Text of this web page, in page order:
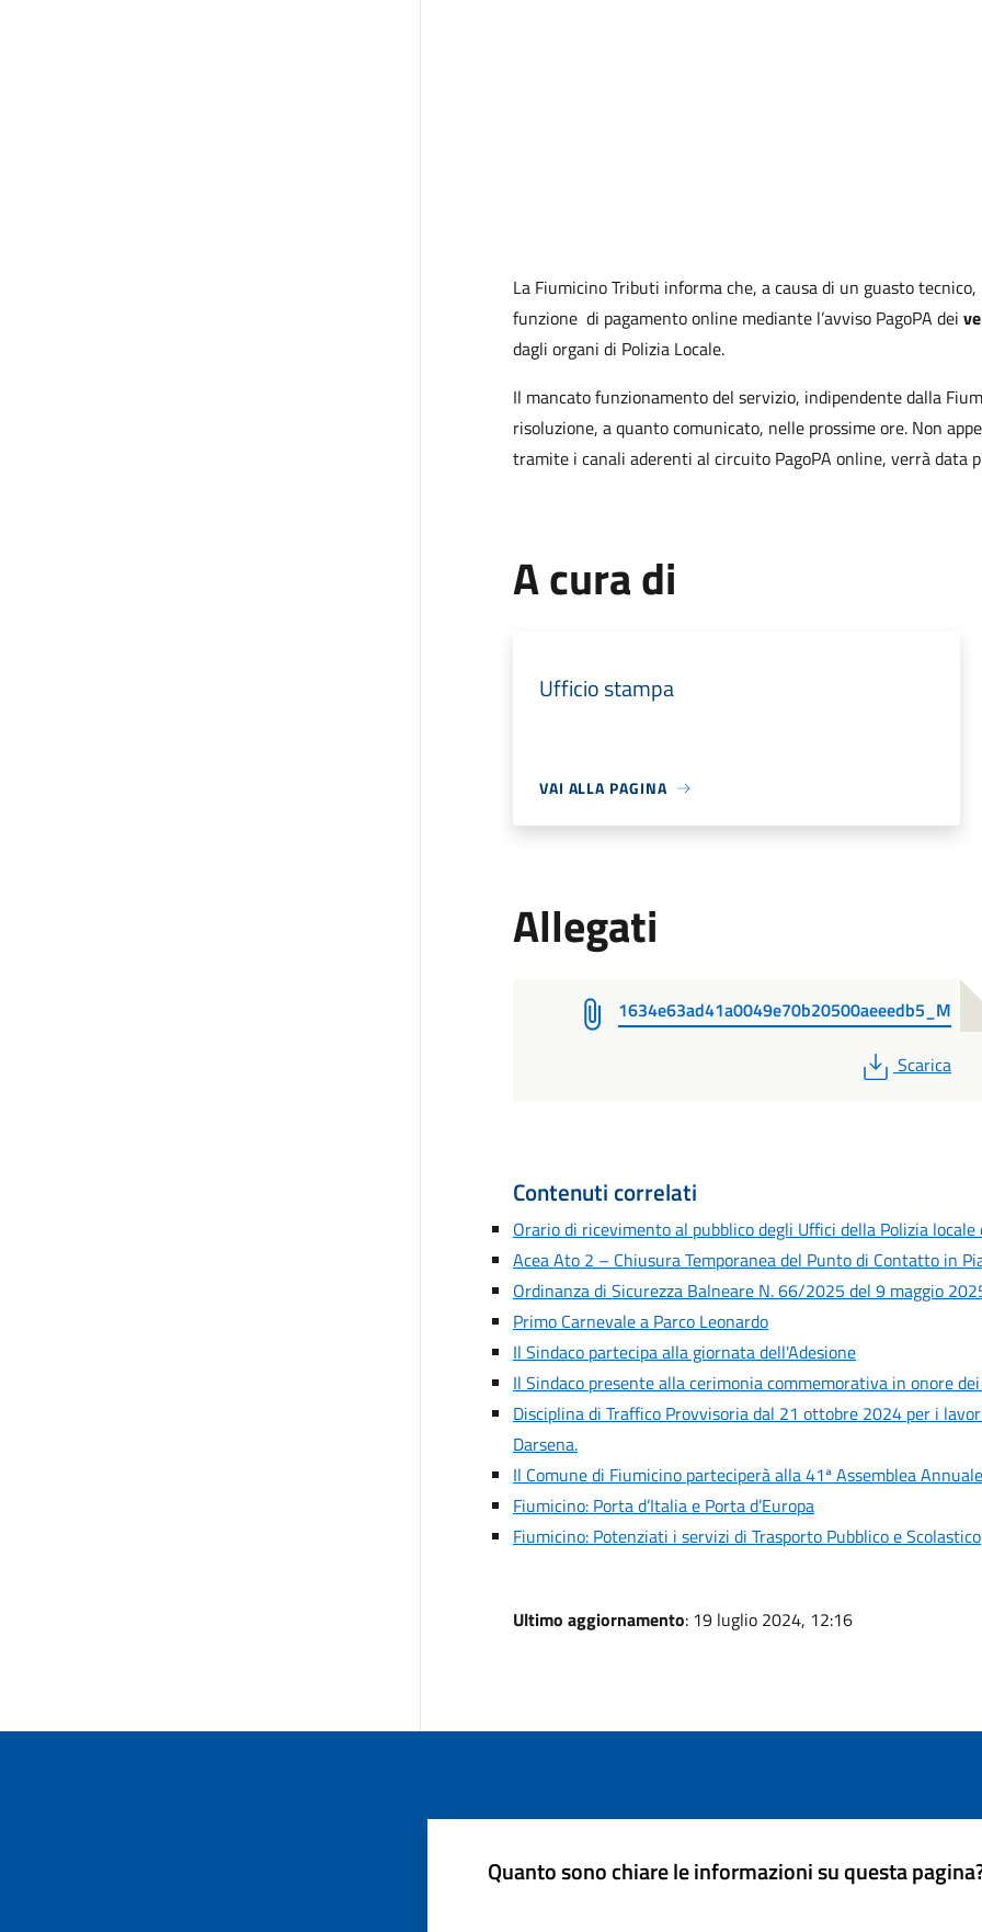
La Fiumicino Tributi informa che, a causa di un guasto
funzione di pagamento online mediante l’avviso PagoPA dei
dagli organi di Polizia Locale.
Il mancato funzionamento del servizio, indipendente dalla
risoluzione, a quanto comunicato, nelle prossime ore. Non
tramite i canali aderenti al circuito PagoPA online, verrà data
A cura di
Ufficio stampa
VAI ALLA PAGINA
Allegati
1634e63ad41a0049e70b20500aeeedb5_M
PDF
Scarica
Contenuti correlati
Orario di ricevimento al pubblico degli Uffici della Polizia locale
Acea Ato 2 – Chiusura Temporanea del Punto di Contatto in
Ordinanza di Sicurezza Balneare N. 66/2025 del 9 maggio
Primo Carnevale a Parco Leonardo
Il Sindaco partecipa alla giornata dell'Adesione
Il Sindaco presente alla cerimonia commemorativa in onore
Disciplina di Traffico Provvisoria dal 21 ottobre 2024 per i
Darsena.
Il Comune di Fiumicino parteciperà alla 41ª Assemblea Annuale
Fiumicino: Porta d’Italia e Porta d’Europa
Fiumicino: Potenziati i servizi di Trasporto Pubblico e Scolastico
Ultimo aggiornamento: 19 luglio 2024, 12:16
Quanto sono chiare le informazioni su questa